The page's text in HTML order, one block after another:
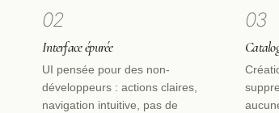
02
Interface épurée
UI pensée pour des non-
développeurs : actions claires,
navigation intuitive, pas de
03